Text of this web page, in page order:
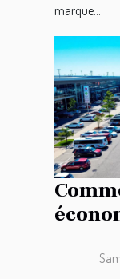
marque...
aux